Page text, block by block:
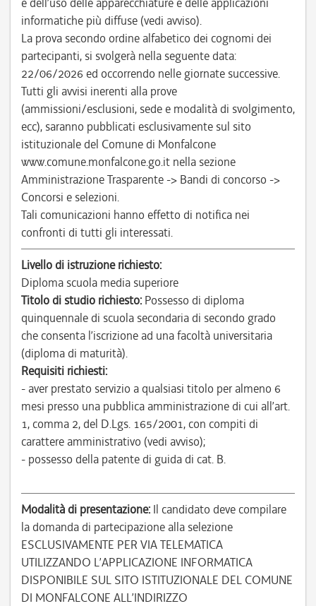
informatiche più diffuse (vedi avviso).
La prova secondo ordine alfabetico dei cognomi dei
partecipanti, si svolgerà nella seguente data:
22/06/2026 ed occorrendo nelle giornate successive.
Tutti gli avvisi inerenti alla prove
(ammissioni/esclusioni, sede e modalità di svolgimento,
ecc), saranno pubblicati esclusivamente sul sito
istituzionale del Comune di Monfalcone
www.comune.monfalcone.go.it nella sezione
Amministrazione Trasparente -> Bandi di concorso ->
Concorsi e selezioni.
Tali comunicazioni hanno effetto di notifica nei
confronti di tutti gli interessati.
Livello di istruzione richiesto:
Diploma scuola media superiore
Titolo di studio richiesto: Possesso di diploma
quinquennale di scuola secondaria di secondo grado
che consenta l’iscrizione ad una facoltà universitaria
(diploma di maturità).
Requisiti richiesti:
- aver prestato servizio a qualsiasi titolo per almeno 6
mesi presso una pubblica amministrazione di cui all’art.
1, comma 2, del D.Lgs. 165/2001, con compiti di
carattere amministrativo (vedi avviso);
- possesso della patente di guida di cat. B.
Modalità di presentazione: Il candidato deve compilare
la domanda di partecipazione alla selezione
ESCLUSIVAMENTE PER VIA TELEMATICA
UTILIZZANDO L’APPLICAZIONE INFORMATICA
DISPONIBILE SUL SITO ISTITUZIONALE DEL COMUNE
DI MONFALCONE ALL’INDIRIZZO